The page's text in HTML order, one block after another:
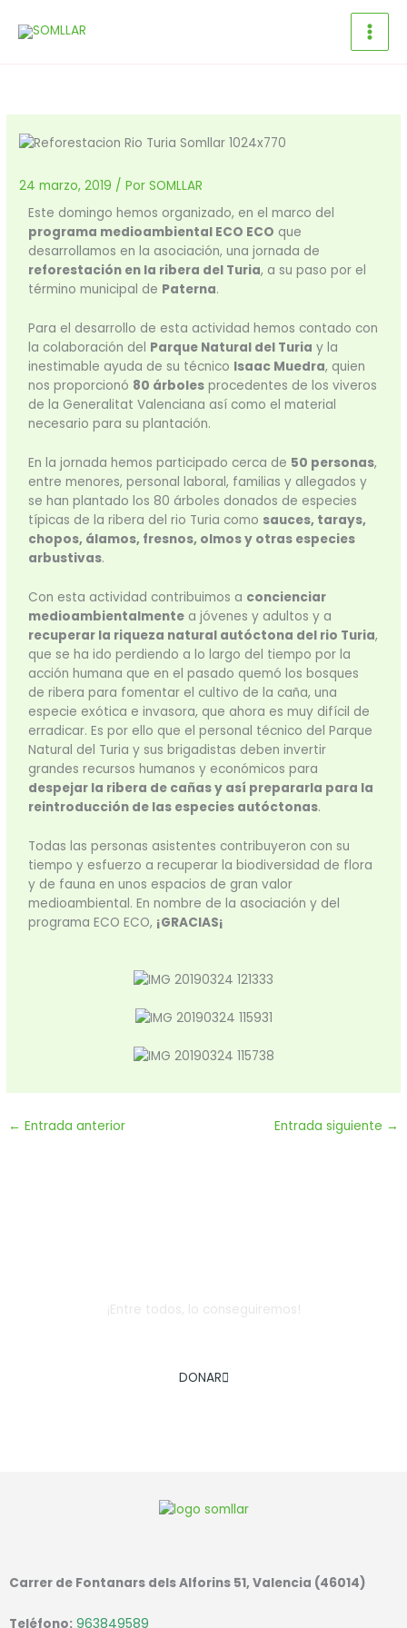
24 marzo, 2019 / PorSOMLLAR
Este domingo hemos organizado, en el marco del
programa medioambiental ECO ECO que
desarrollamos en la asociación, una jornada de
reforestación en la ribera del Turia, a su paso por el
término municipal de Paterna.
Para el desarrollo de esta actividad hemos contado con
la colaboración del Parque Natural del Turia y la
inestimable ayuda de su técnico Isaac Muedra, quien
nos proporcionó 80 árboles procedentes de los viveros
de la Generalitat Valenciana así como el material
necesario para su plantación.
En la jornada hemos participado cerca de 50 personas,
entre menores, personal laboral, familias y allegados y
se han plantado los 80 árboles donados de especies
típicas de la ribera del rio Turia como sauces, tarays,
chopos, álamos, fresnos, olmos y otras especies
arbustivas.
Con esta actividad contribuimos a concienciar
medioambientalmente a jóvenes y adultos y a
recuperar la riqueza natural autóctona del rio Turia,
que se ha ido perdiendo a lo largo del tiempo por la
acción humana que en el pasado quemó los bosques
de ribera para fomentar el cultivo de la caña, una
especie exótica e invasora, que ahora es muy difícil de
erradicar. Es por ello que el personal técnico del Parque
Natural del Turia y sus brigadistas deben invertir
grandes recursos humanos y económicos para
despejar la ribera de cañas y así prepararla para la
reintroducción de las especies autóctonas.
Todas las personas asistentes contribuyeron con su
tiempo y esfuerzo a recuperar la biodiversidad de flora
y de fauna en unos espacios de gran valor
medioambiental. En nombre de la asociación y del
programa ECO ECO, ¡GRACIAS¡
← Entrada anterior Entrada siguiente →
¡Entre todos, lo conseguiremos!
DONAR
Carrer de Fontanars dels Alforins 51, Valencia (46014)
Teléfono: 963849589